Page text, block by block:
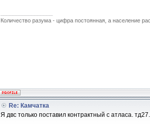
Количество разума - цифра постоянная, а население
Re: Камчатка
Я двс только поставил контрактный с атласа.